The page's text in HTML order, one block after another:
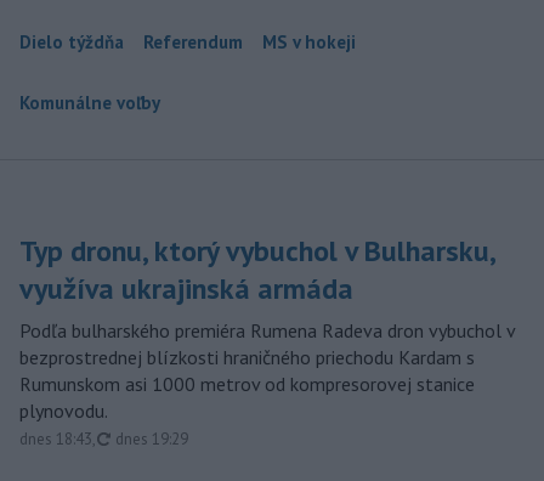
Dielo týždňa Referendum MS v hokeji
Komunálne voľby
Typ dronu, ktorý vybuchol v Bulharsku,
využíva ukrajinská armáda
Podľa bulharského premiéra Rumena Radeva dron vybuchol v
bezprostrednej blízkosti hraničného priechodu Kardam s
Rumunskom asi 1000 metrov od kompresorovej stanice
plynovodu.
dnes 18:43, aktualizované
dnes 19:29